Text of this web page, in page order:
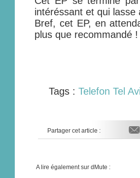
intéréssant et qui
Bref, cet EP, en
plus que recommandé !
Tags : Telefon Tel
Partager cet article :
A lire également sur dMute :